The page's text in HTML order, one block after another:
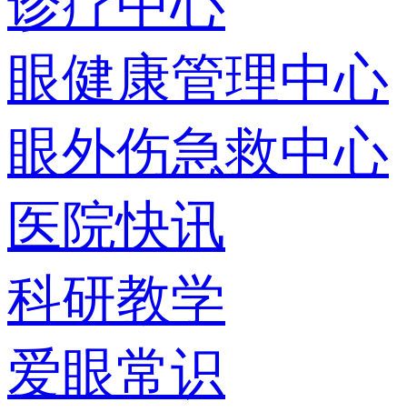
眼健康管理中心
眼外伤急救中心
医院快讯
科研教学
爱眼常识